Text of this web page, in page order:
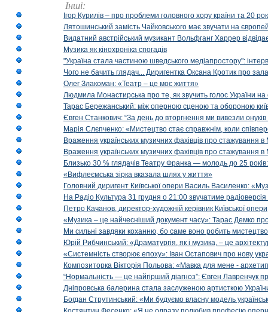
Інші:
Ігор Курилів – про проблеми головного хору країни та 20
Лятошинський замість Чайковського має звучати на
Видатний австрійський музикант Вольфганг Харрер
Музика як кінохроніка спогадів
"Україна стала частиною шведського медіапростору":
Чого не бачить глядач... Диригентка Оксана Кротик про
Олег Злакоман: «Театр – це моє життя»
Людмила Монастирська про те, як звучить голос України на
Тарас Бережанський: між оперною сценою та обороною
Євген Станкович: “За день до вторгнення ми вивезли онуків
Марія Слєпченко: «Мистецтво стає справжнім, коли
Враження українських музичних фахівців про стажування
Враження українських музичних фахівців про стажування
Близько 30 % глядачів Театру Франка — молодь до 25
«Вифлеємська зірка вказала шлях у життя»
Головний диригент Київської опери Василь Василенко:
На Радіо Культура 31 грудня о 21:00 звучатиме
Петро Качанов, директор-художній керівник Київської опери
«Музика – це найчесніший документ часу»: Тарас Демко
Ми сильні завдяки коханню, бо саме воно робить
Юрій Рибчинський: «Драматургія, як і музика, – це
«Системність створює епоху»: Іван Остапович про нову
Композиторка Вікторія Польова: «Мавка для мене -
“Нормальність — це найгірший діагноз”: Євген Лавренчук
Дніпровська балерина стала заслуженою артисткою
Богдан Струтинський: «Ми будуємо власну модель